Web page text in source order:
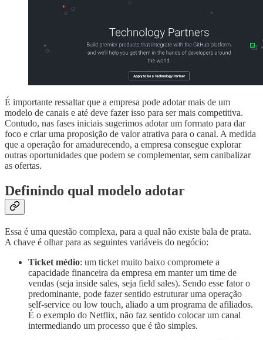
É importante ressaltar que a empresa pode adotar mais de um
modelo de canais e até deve fazer isso para ser mais competitiva.
Contudo, nas fases iniciais sugerimos adotar um formato para dar
foco e criar uma proposição de valor atrativa para o canal. A medida
que a operação for amadurecendo, a empresa consegue explorar
outras oportunidades que podem se complementar, sem canibalizar
as ofertas.
Definindo qual modelo adotar
Essa é uma questão complexa, para a qual não existe bala de prata.
A chave é olhar para as seguintes variáveis do negócio:
Ticket médio: um ticket muito baixo compromete a
capacidade financeira da empresa em manter um time de
vendas (seja inside sales, seja field sales). Sendo esse fator o
predominante, pode fazer sentido estruturar uma operação
self-service ou low touch, aliado a um programa de afiliados.
É o exemplo do Netflix, não faz sentido colocar um canal
intermediando um processo que é tão simples.